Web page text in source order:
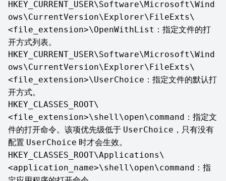
HKEY_CURRENT_USER\Software\Microsoft\Wind
ows\CurrentVersion\Explorer\FileExts\
<file_extension>\OpenWithList ：指定文件的打
开方式列表。
HKEY_CURRENT_USER\Software\Microsoft\Wind
ows\CurrentVersion\Explorer\FileExts\
<file_extension>\UserChoice ：指定文件的默认打
开方式。
HKEY_CLASSES_ROOT\
<file_extension>\shell\open\command ：指定文
件的打开命令。该项优先级低于 UserChoice ，只有没有
配置 UserChoice 时才会生效。
HKEY_CLASSES_ROOT\Applications\
<application_name>\shell\open\command ：指